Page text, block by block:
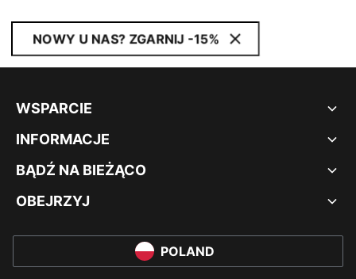
NOWY U NAS? ZGARNIJ -15%
WSPARCIE
INFORMACJE
BĄDŹ NA BIEŻĄCO
OBEJRZYJ
POLAND